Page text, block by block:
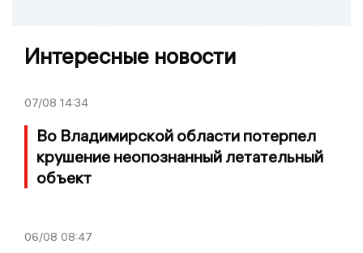
Интересные новости
07/08 14:34
Во Владимирской области потерпел
крушение неопознанный летательный
объект
06/08 08:47